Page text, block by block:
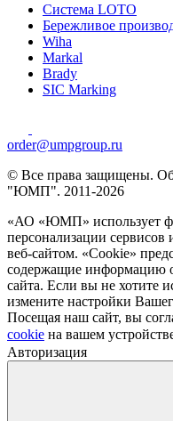
Система LOTO
Бережливое
Wiha
Markal
Brady
SIC Marking
order@umpgroup.ru
© Все права защищены.
"ЮМП". 2011-2026
«АО «ЮМП» использует
персонализации
веб-сайтом. «Cookie»
содержащие информацию
сайта. Если вы не хотите
измените настройки
Посещая наш сайт, вы
cookie на вашем
Авторизация